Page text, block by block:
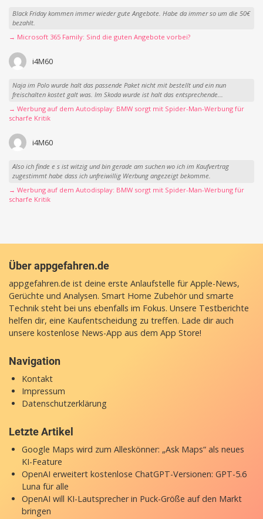
Black Friday kommen immer wieder gute Angebote. Habe da immer so um die 50€
bezahlt.
→ Microsoft 365 Family: Sind die guten Angebote vorbei?
i4M60
Naja im Polo wurde halt das passende Paket nicht mit bestellt und ein nun
freischalten kostet galt was. Im Skoda wurde ist halt das entsprechende...
→ Werbung auf dem Autodisplay: BMW sorgt mit Spider-Man-Werbung für
scharfe Kritik
i4M60
Also ich finde e s ist witzig und bin gerade am suchen wo ich im Kaufvertrag
zugestimmt habe dass ich unfreiwillig Werbung angezeigt bekomme.
→ Werbung auf dem Autodisplay: BMW sorgt mit Spider-Man-Werbung für
scharfe Kritik
Über appgefahren.de
appgefahren.de ist deine erste Anlaufstelle für Apple-News,
Gerüchte und Analysen. Smart Home Zubehör und smarte
Technik steht bei uns ebenfalls im Fokus. Unsere Testberichte
helfen dir, eine Kaufentscheidung zu treffen. Lade dir auch
unsere kostenlose News-App aus dem App Store!
Navigation
Kontakt
Impressum
Datenschutzerklärung
Letzte Artikel
Google Maps wird zum Alleskönner: „Ask Maps“ als neues
KI-Feature
OpenAI erweitert kostenlose ChatGPT-Versionen: GPT-5.6
Luna für alle
OpenAI will KI-Lautsprecher in Puck-Größe auf den Markt
bringen